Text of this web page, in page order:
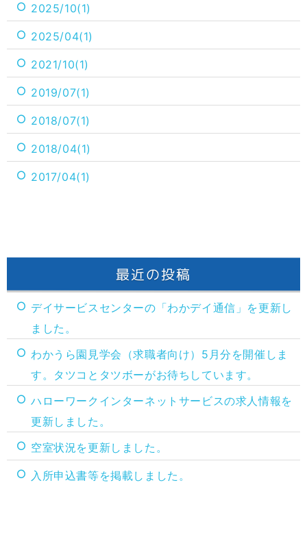
2025/10(1)
2025/04(1)
2021/10(1)
2019/07(1)
2018/07(1)
2018/04(1)
2017/04(1)
最近の投稿
デイサービスセンターの「わかデイ通信」を更新し
ました。
わかうら園見学会（求職者向け）5月分を開催しま
す。タツコとタツボーがお待ちしています。
ハローワークインターネットサービスの求人情報を
更新しました。
空室状況を更新しました。
入所申込書等を掲載しました。